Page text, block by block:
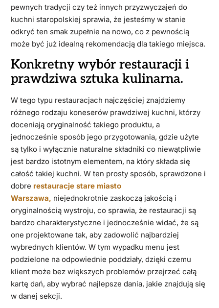
pewnych tradycji czy też innych przyzwyczajeń do
kuchni staropolskiej sprawia, że jesteśmy w stanie
odkryć ten smak zupełnie na nowo, co z pewnością
może być już idealną rekomendacją dla takiego miejsca.
Konkretny wybór restauracji i
prawdziwa sztuka kulinarna.
W tego typu restauracjach najczęściej znajdziemy
różnego rodzaju koneserów prawdziwej kuchni, którzy
doceniają oryginalność takiego produktu, a
jednocześnie sposób jego przygotowania, gdzie użyte
są tylko i wyłącznie naturalne składniki co niewątpliwie
jest bardzo istotnym elementem, na który składa się
całość takiej kuchni. W ten prosty sposób, sprawdzone i
dobre restauracje stare miasto
Warszawa, niejednokrotnie zaskoczą jakością i
oryginalnością wystroju, co sprawia, że restauracji są
bardzo charakterystyczne i jednocześnie widać, że są
one projektowane tak, aby zadowolić najbardziej
wybrednych klientów. W tym wypadku menu jest
podzielone na odpowiednie poddziały, dzięki czemu
klient może bez większych problemów przejrzeć całą
kartę dań, aby wybrać najlepsze dania, jakie znajdują się
w danej sekcji.